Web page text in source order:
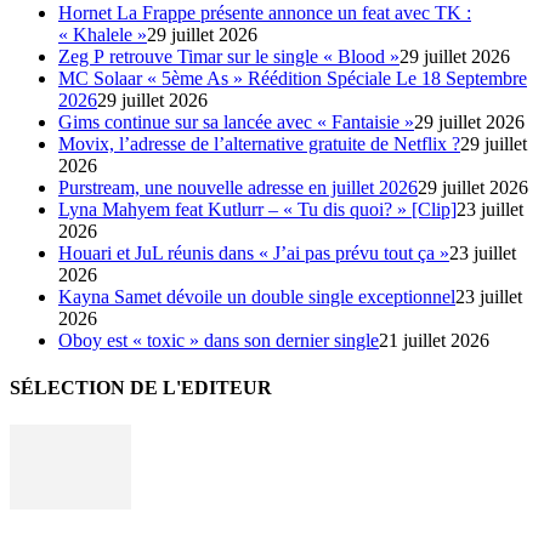
Hornet La Frappe présente annonce un feat avec TK :
« Khalele »29 juillet 2026
Zeg P retrouve Timar sur le single « Blood »29 juillet 2026
MC Solaar « 5ème As » Réédition Spéciale Le 18 Septembre
202629 juillet 2026
Gims continue sur sa lancée avec « Fantaisie »29 juillet 2026
Movix, l’adresse de l’alternative gratuite de Netflix ?29 juillet
2026
Purstream, une nouvelle adresse en juillet 202629 juillet 2026
Lyna Mahyem feat Kutlurr – « Tu dis quoi? » [Clip]23 juillet
2026
Houari et JuL réunis dans « J’ai pas prévu tout ça »23 juillet
2026
Kayna Samet dévoile un double single exceptionnel23 juillet
2026
Oboy est « toxic » dans son dernier single21 juillet 2026
SÉLECTION DE L'EDITEUR